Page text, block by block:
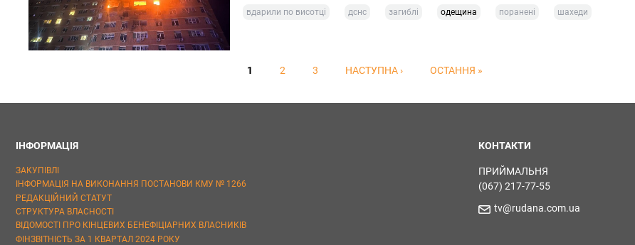
вдарили по висотці дснс загиблі одещина поранені шахеди
1 2 3 НАСТУПНА › ОСТАННЯ »
ІНФОРМАЦІЯ
ЗАКУПІВЛІ
ІНФОРМАЦІЯ НА ВИКОНАННЯ ПОСТАНОВИ КМУ № 1266
РЕДАКЦІЙНИЙ СТАТУТ
СТРУКТУРА ВЛАСНОСТІ
ВІДОМОСТІ ПРО КІНЦЕВИХ БЕНЕФІЦІАРНИХ ВЛАСНИКІВ
ФІНЗВІТНІСТЬ ЗА 1 КВАРТАЛ 2024 РОКУ
КОНТАКТИ
ПРИЙМАЛЬНЯ
(067) 217-77-55
tv@rudana.com.ua